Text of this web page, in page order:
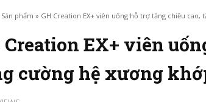
Sản phẩm » GH Creation EX+ viên uống hỗ trợ tăng chiều cao,
Creation EX+ viên
cường hệ xương